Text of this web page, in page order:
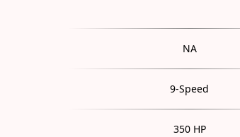
NA
9-Speed
350 HP